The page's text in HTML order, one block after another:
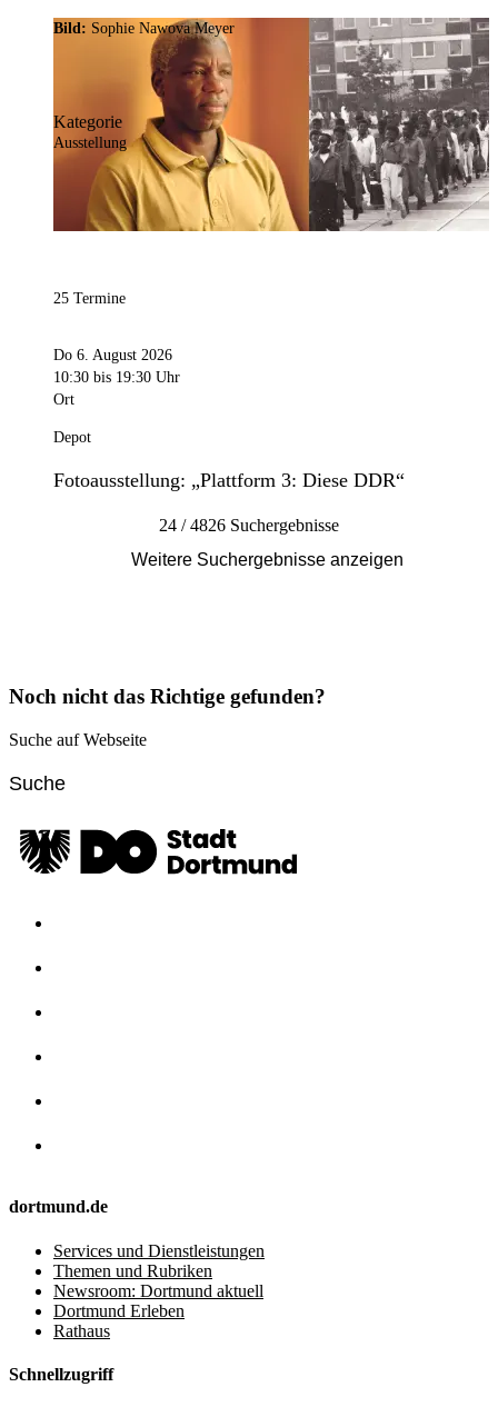
Bild: Sophie Nawova Meyer
Kategorie
Ausstellung
25 Termine
Do 6. August 2026
10:30 bis 19:30 Uhr
Ort
Depot
Fotoausstellung: „Plattform 3: Diese DDR“
24 / 4826 Suchergebnisse
Weitere Suchergebnisse anzeigen
Noch nicht das Richtige gefunden?
Suche auf Webseite
dortmund.de
Services und Dienstleistungen
Themen und Rubriken
Newsroom: Dortmund aktuell
Dortmund Erleben
Rathaus
Schnellzugriff